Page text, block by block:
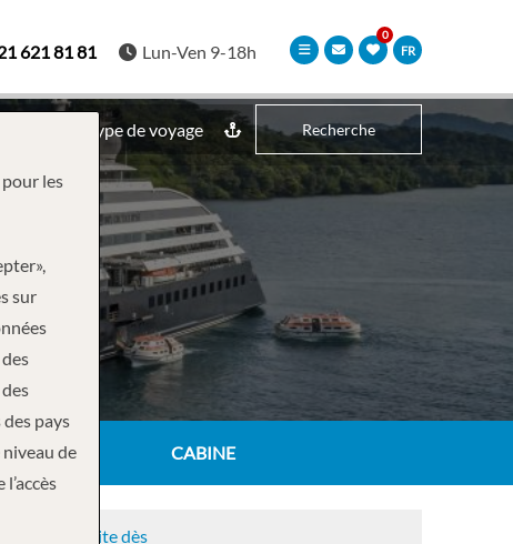
FR
621 81 81 Lun-Ven 9-18h
Type de voyage Recherche
CABINE
Suite dès
les
sur
pays
de